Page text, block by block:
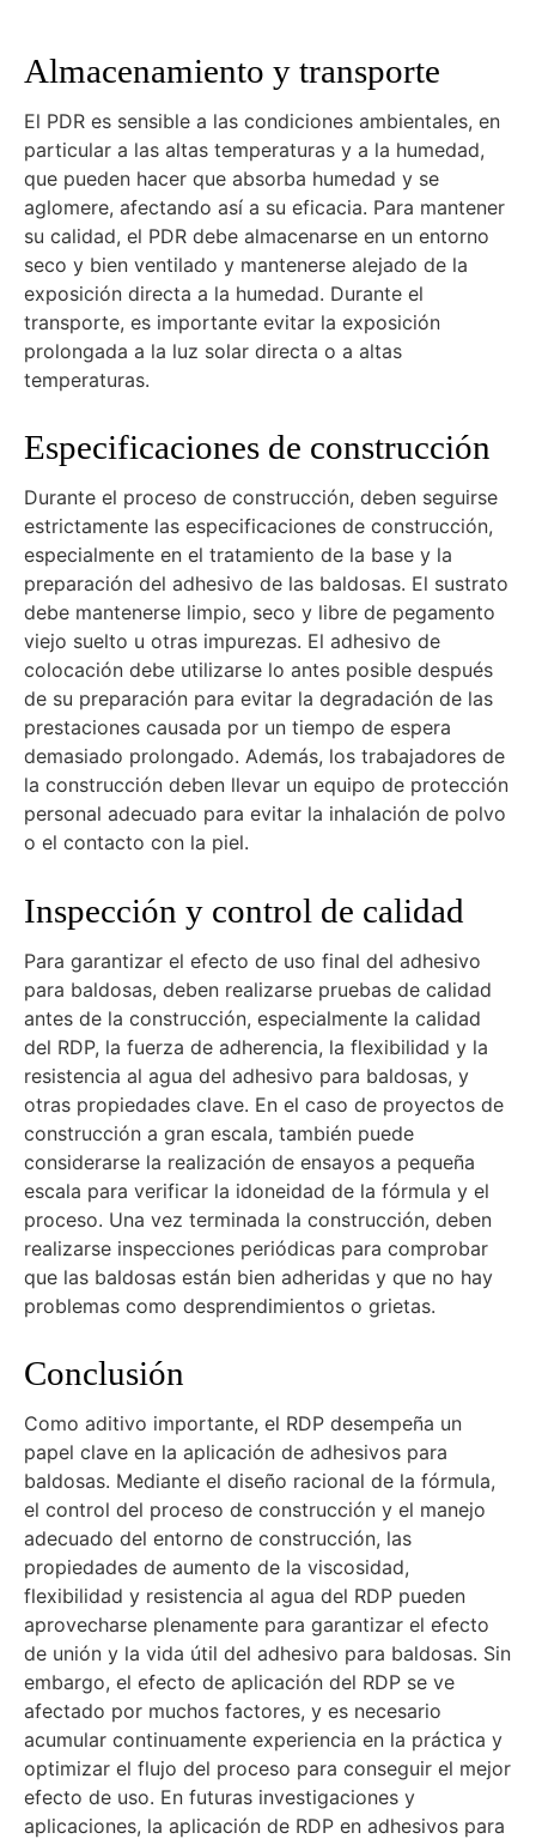
Almacenamiento y transporte
El PDR es sensible a las condiciones ambientales, en
particular a las altas temperaturas y a la humedad,
que pueden hacer que absorba humedad y se
aglomere, afectando así a su eficacia. Para mantener
su calidad, el PDR debe almacenarse en un entorno
seco y bien ventilado y mantenerse alejado de la
exposición directa a la humedad. Durante el
transporte, es importante evitar la exposición
prolongada a la luz solar directa o a altas
temperaturas.
Especificaciones de construcción
Durante el proceso de construcción, deben seguirse
estrictamente las especificaciones de construcción,
especialmente en el tratamiento de la base y la
preparación del adhesivo de las baldosas. El sustrato
debe mantenerse limpio, seco y libre de pegamento
viejo suelto u otras impurezas. El adhesivo de
colocación debe utilizarse lo antes posible después
de su preparación para evitar la degradación de las
prestaciones causada por un tiempo de espera
demasiado prolongado. Además, los trabajadores de
la construcción deben llevar un equipo de protección
personal adecuado para evitar la inhalación de polvo
o el contacto con la piel.
Inspección y control de calidad
Para garantizar el efecto de uso final del adhesivo
para baldosas, deben realizarse pruebas de calidad
antes de la construcción, especialmente la calidad
del RDP, la fuerza de adherencia, la flexibilidad y la
resistencia al agua del adhesivo para baldosas, y
otras propiedades clave. En el caso de proyectos de
construcción a gran escala, también puede
considerarse la realización de ensayos a pequeña
escala para verificar la idoneidad de la fórmula y el
proceso. Una vez terminada la construcción, deben
realizarse inspecciones periódicas para comprobar
que las baldosas están bien adheridas y que no hay
problemas como desprendimientos o grietas.
Conclusión
Como aditivo importante, el RDP desempeña un
papel clave en la aplicación de adhesivos para
baldosas. Mediante el diseño racional de la fórmula,
el control del proceso de construcción y el manejo
adecuado del entorno de construcción, las
propiedades de aumento de la viscosidad,
flexibilidad y resistencia al agua del RDP pueden
aprovecharse plenamente para garantizar el efecto
de unión y la vida útil del adhesivo para baldosas. Sin
embargo, el efecto de aplicación del RDP se ve
afectado por muchos factores, y es necesario
acumular continuamente experiencia en la práctica y
optimizar el flujo del proceso para conseguir el mejor
efecto de uso. En futuras investigaciones y
aplicaciones, la aplicación de RDP en adhesivos para